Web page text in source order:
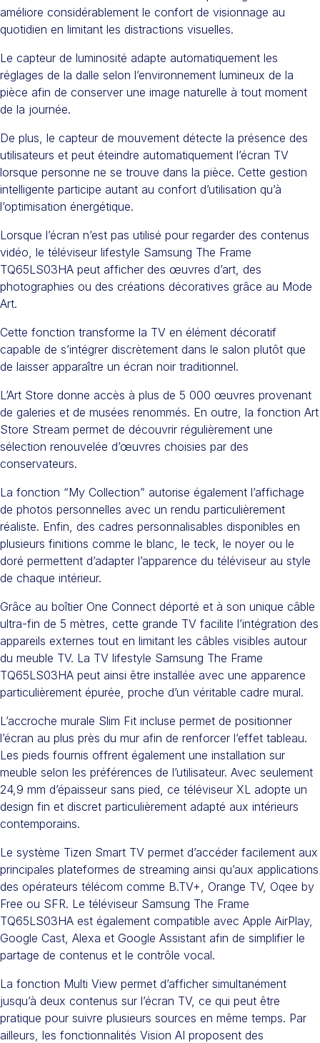
améliore considérablement le confort de visionnage au
quotidien en limitant les distractions visuelles.
Le capteur de luminosité adapte automatiquement les
réglages de la dalle selon l’environnement lumineux de la
pièce afin de conserver une image naturelle à tout moment
de la journée.
De plus, le capteur de mouvement détecte la présence des
utilisateurs et peut éteindre automatiquement l’écran TV
lorsque personne ne se trouve dans la pièce. Cette gestion
intelligente participe autant au confort d’utilisation qu’à
l’optimisation énergétique.
Lorsque l’écran n’est pas utilisé pour regarder des contenus
vidéo, le téléviseur lifestyle Samsung The Frame
TQ65LS03HA peut afficher des œuvres d’art, des
photographies ou des créations décoratives grâce au Mode
Art.
Cette fonction transforme la TV en élément décoratif
capable de s’intégrer discrètement dans le salon plutôt que
de laisser apparaître un écran noir traditionnel.
L’Art Store donne accès à plus de 5 000 œuvres provenant
de galeries et de musées renommés. En outre, la fonction Art
Store Stream permet de découvrir régulièrement une
sélection renouvelée d’œuvres choisies par des
conservateurs.
La fonction “My Collection” autorise également l’affichage
de photos personnelles avec un rendu particulièrement
réaliste. Enfin, des cadres personnalisables disponibles en
plusieurs finitions comme le blanc, le teck, le noyer ou le
doré permettent d’adapter l’apparence du téléviseur au style
de chaque intérieur.
Grâce au boîtier One Connect déporté et à son unique câble
ultra-fin de 5 mètres, cette grande TV facilite l’intégration des
appareils externes tout en limitant les câbles visibles autour
du meuble TV. La TV lifestyle Samsung The Frame
TQ65LS03HA peut ainsi être installée avec une apparence
particulièrement épurée, proche d’un véritable cadre mural.
L’accroche murale Slim Fit incluse permet de positionner
l’écran au plus près du mur afin de renforcer l’effet tableau.
Les pieds fournis offrent également une installation sur
meuble selon les préférences de l’utilisateur. Avec seulement
24,9 mm d’épaisseur sans pied, ce téléviseur XL adopte un
design fin et discret particulièrement adapté aux intérieurs
contemporains.
Le système Tizen Smart TV permet d’accéder facilement aux
principales plateformes de streaming ainsi qu’aux applications
des opérateurs télécom comme B.TV+, Orange TV, Oqee by
Free ou SFR. Le téléviseur Samsung The Frame
TQ65LS03HA est également compatible avec Apple AirPlay,
Google Cast, Alexa et Google Assistant afin de simplifier le
partage de contenus et le contrôle vocal.
La fonction Multi View permet d’afficher simultanément
jusqu’à deux contenus sur l’écran TV, ce qui peut être
pratique pour suivre plusieurs sources en même temps. Par
ailleurs, les fonctionnalités Vision AI proposent des